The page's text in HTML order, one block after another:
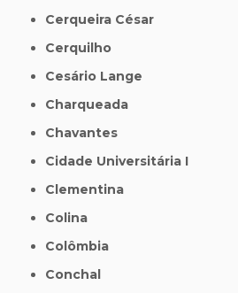
Cerqueira César
Cerquilho
Cesário Lange
Charqueada
Chavantes
Cidade Universitária I
Clementina
Colina
Colômbia
Conchal